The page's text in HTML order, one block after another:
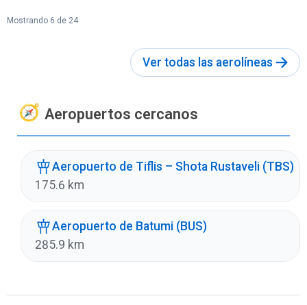
Mostrando 6 de 24
Ver todas las aerolíneas
Aeropuertos cercanos
Aeropuerto de Tiflis – Shota Rustaveli (TBS)
175.6 km
Aeropuerto de Batumi (BUS)
285.9 km